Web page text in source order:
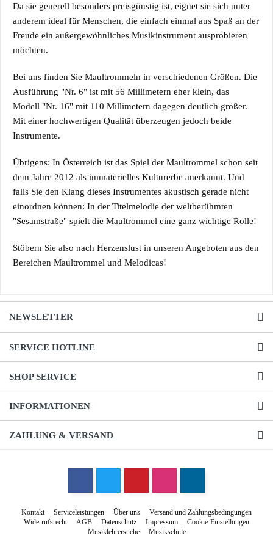
Da sie generell besonders preisgünstig ist, eignet sie sich unter
anderem ideal für Menschen, die einfach einmal aus Spaß an der
Freude ein außergewöhnliches Musikinstrument ausprobieren
möchten.
Bei uns finden Sie Maultrommeln in verschiedenen Größen. Die
Ausführung "Nr. 6" ist mit 56 Millimetern eher klein, das
Modell "Nr. 16" mit 110 Millimetern dagegen deutlich größer.
Mit einer hochwertigen Qualität überzeugen jedoch beide
Instrumente.
Übrigens: In Österreich ist das Spiel der Maultrommel schon seit
dem Jahre 2012 als immaterielles Kulturerbe anerkannt. Und
falls Sie den Klang dieses Instrumentes akustisch gerade nicht
einordnen können: In der Titelmelodie der weltberühmten
"Sesamstraße" spielt die Maultrommel eine ganz wichtige Rolle!
Stöbern Sie also nach Herzenslust in unseren Angeboten aus den
Bereichen Maultrommel und Melodicas!
NEWSLETTER
SERVICE HOTLINE
SHOP SERVICE
INFORMATIONEN
ZAHLUNG & VERSAND
Kontakt Serviceleistungen Über uns
Versand und Zahlungsbedingungen
Widerrufsrecht
AGB Datenschutz Impressum
Cookie-Einstellungen
Musiklehrersuche
Musikschule